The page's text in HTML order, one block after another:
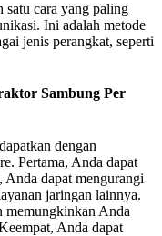
satu cara yang paling
Ini adalah metode
jenis perangkat, seperti
Sambung Per
dengan
Pertama, Anda dapat
dapat mengurangi
jaringan lainnya.
memungkinkan Anda
Anda dapat